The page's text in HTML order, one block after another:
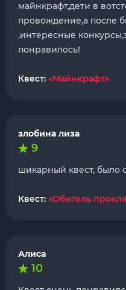
майнкрафт,дети в
провождение,а после
,интересные
понравилось!
Квест: «Майнкрафт»
злобина лиза
9
шикарный квест, было
Квест: «Обитель
Алиса
10